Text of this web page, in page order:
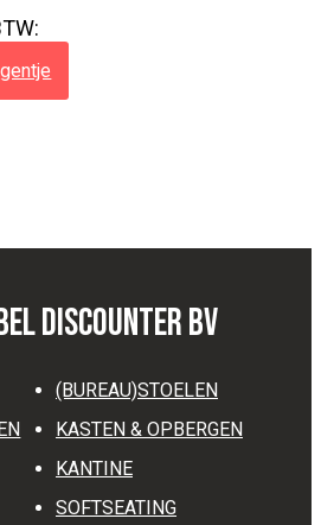
Discounter BV
(BUREAU)STOELEN
KASTEN & OPBERGEN
KANTINE
SOFTSEATING